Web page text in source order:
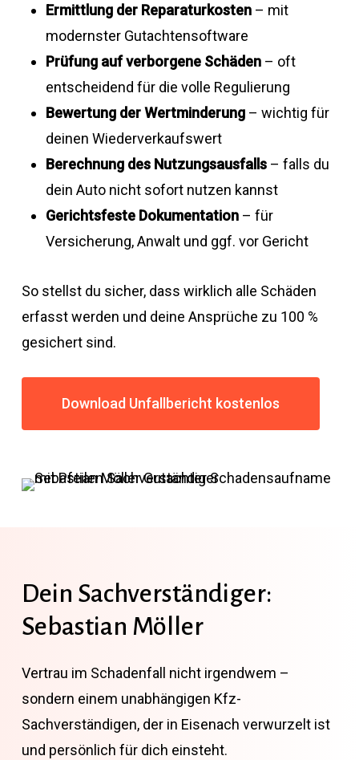
Ermittlung der Reparaturkosten– mit
modernster Gutachtensoftware
Prüfung auf verborgene Schäden– oft
entscheidend für die volle Regulierung
Bewertung der Wertminderung– wichtig für
deinen Wiederverkaufswert
Berechnung des Nutzungsausfalls– falls du
dein Auto nicht sofort nutzen kannst
Gerichtsfeste Dokumentation– für
Versicherung, Anwalt und ggf. vor Gericht
So stellst du sicher, dass wirklich alle Schäden
erfasst werden und deine Ansprüche zu 100 %
gesichert sind.
Download Unfallbericht kostenlos
Dein Sachverständiger:
Sebastian Möller
Vertrau im Schadenfall nicht irgendwem –
sondern einem unabhängigen Kfz-
Sachverständigen, der in Eisenach verwurzelt ist
und persönlich für dich einsteht.